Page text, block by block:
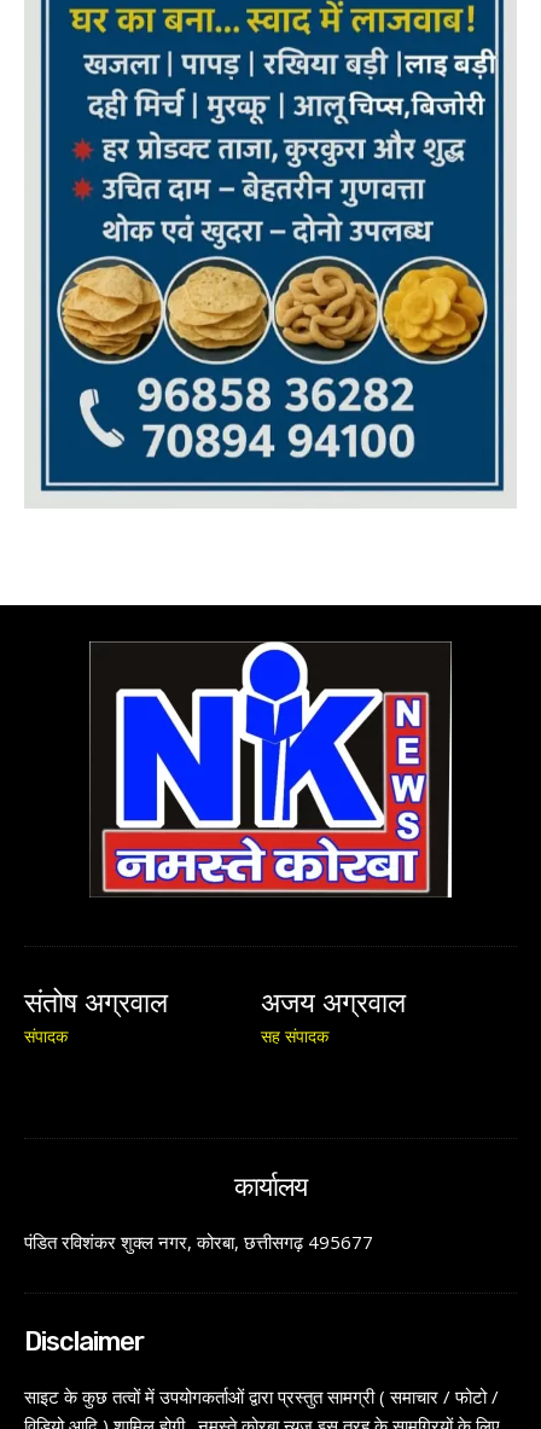
संतोष अग्रवाल
संपादक
अजय अग्रवाल
सह संपादक
कार्यालय
पंडित रविशंकर शुक्ल नगर, कोरबा, छत्तीसगढ़ 495677
Disclaimer
साइट के कुछ तत्वों में उपयोगकर्ताओं द्वारा प्रस्तुत सामग्री ( समाचार / फोटो /